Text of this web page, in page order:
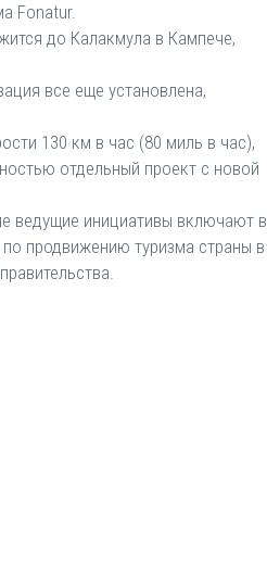
Fonatur.
до Калакмула в Кампече,
все еще установлена,
130 км в час (80 миль в час),
отдельный проект с новой
ведущие инициативы включают в
продвижению туризма страны в